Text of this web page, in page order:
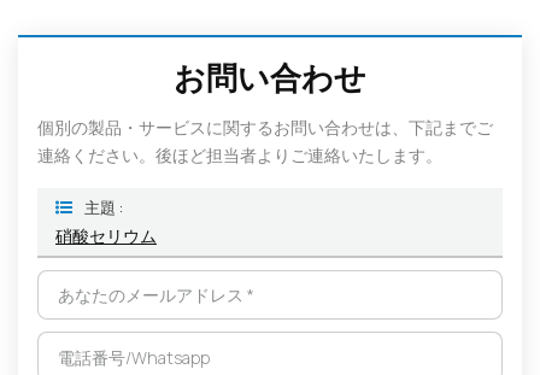
お問い合わせ
個別の製品・サービスに関するお問い合わせは、下記までご
連絡ください。後ほど担当者よりご連絡いたします。
主題 :
硝酸セリウム